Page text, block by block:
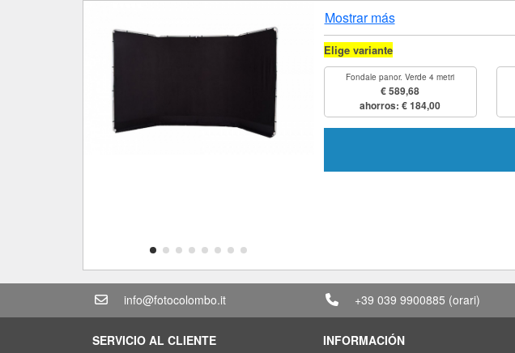
Mostrar más
Elige variante
Fondale panor. Verde 4 metri
€ 589,68
ahorros: € 184,00
info@fotocolombo.it +39 039 9900885 (orari)
SERVICIO AL CLIENTE INFORMACIÓN